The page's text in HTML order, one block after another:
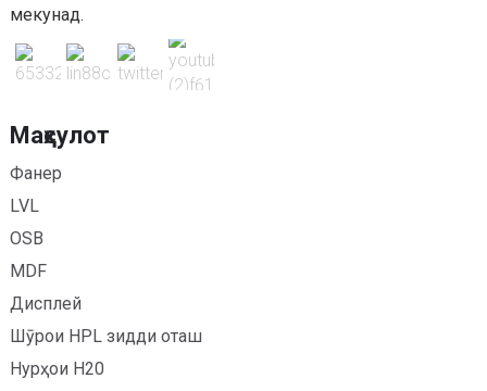
мекунад.
Маҳсулот
Фанер
LVL
OSB
MDF
Дисплей
Шӯрои HPL зидди оташ
Нурҳои H20